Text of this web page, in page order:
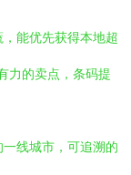
能优先获得本地超
力的卖点，条码提
线城市，可追溯的